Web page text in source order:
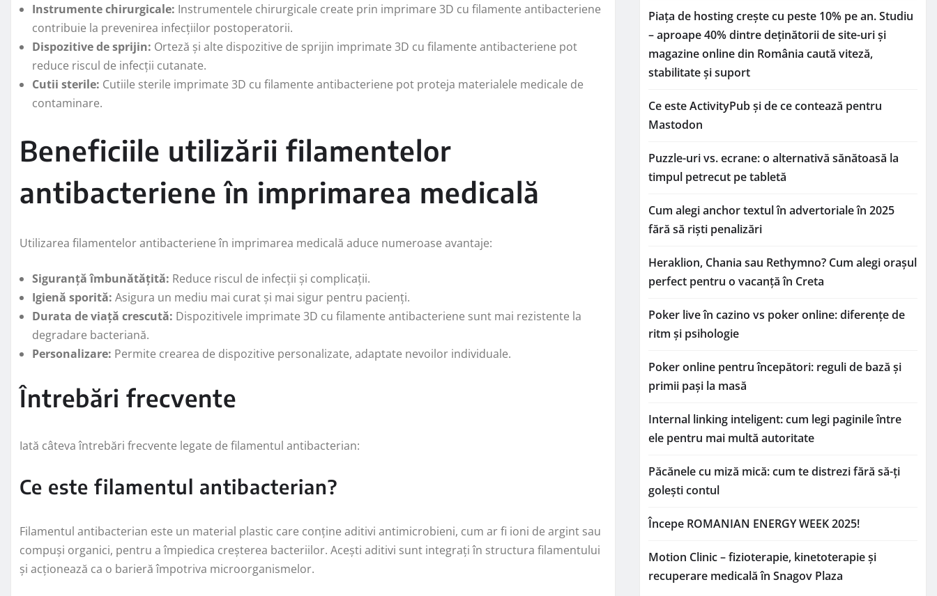
Instrumente chirurgicale: Instrumentele chirurgicale create prin imprimare 3D cu filamente antibacteriene
contribuie la prevenirea infecțiilor postoperatorii.
Dispozitive de sprijin: Orteză și alte dispozitive de sprijin imprimate 3D cu filamente antibacteriene pot
reduce riscul de infecții cutanate.
Cutii sterile: Cutiile sterile imprimate 3D cu filamente antibacteriene pot proteja materialele medicale de
contaminare.
Beneficiile utilizării filamentelor
antibacteriene în imprimarea medicală
Utilizarea filamentelor antibacteriene în imprimarea medicală aduce numeroase avantaje:
Siguranță îmbunătățită: Reduce riscul de infecții și complicații.
Igienă sporită: Asigura un mediu mai curat și mai sigur pentru pacienți.
Durata de viață crescută: Dispozitivele imprimate 3D cu filamente antibacteriene sunt mai rezistente la
degradare bacteriană.
Personalizare: Permite crearea de dispozitive personalizate, adaptate nevoilor individuale.
Întrebări frecvente
Iată câteva întrebări frecvente legate de filamentul antibacterian:
Ce este filamentul antibacterian?
Filamentul antibacterian este un material plastic care conține aditivi antimicrobieni, cum ar fi ioni de argint sau
compuși organici, pentru a împiedica creșterea bacteriilor. Acești aditivi sunt integrați în structura filamentului
și acționează ca o barieră împotriva microorganismelor.
Piața de hosting crește cu peste 10% pe an. Studiu
– aproape 40% dintre deținătorii de site-uri și
magazine online din România caută viteză,
stabilitate și suport
Ce este ActivityPub și de ce contează pentru
Mastodon
Puzzle-uri vs. ecrane: o alternativă sănătoasă la
timpul petrecut pe tabletă
Cum alegi anchor textul în advertoriale în 2025
fără să riști penalizări
Heraklion, Chania sau Rethymno? Cum alegi orașul
perfect pentru o vacanță în Creta
Poker live în cazino vs poker online: diferențe de
ritm și psihologie
Poker online pentru începători: reguli de bază și
primii pași la masă
Internal linking inteligent: cum legi paginile între
ele pentru mai multă autoritate
Păcănele cu miză mică: cum te distrezi fără să-ți
golești contul
Începe ROMANIAN ENERGY WEEK 2025!
Motion Clinic – fizioterapie, kinetoterapie și
recuperare medicală în Snagov Plaza